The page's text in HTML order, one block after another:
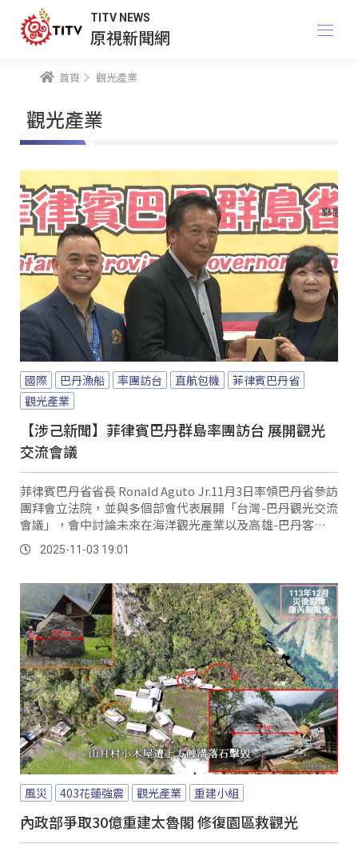
TITV NEWS
原視新聞網
首頁 觀光產業
觀光產業
國際 巴丹漁船 率團訪台 直航包機
菲律賓巴丹省
觀光產業
【涉己新聞】菲律賓巴丹群島率團訪台 展開觀光
交流會議
菲律賓巴丹省省長 Ronald Aguto Jr.11月3日率領巴丹省參訪
團拜會立法院，並與多個部會代表展開「台灣-巴丹觀光交流
會議」，會中討論未來在海洋觀光產業以及高雄-巴丹客貨運
航線與包機直航等議題，進行交流。
2025-11-03 19:01
風災 403花蓮強震 觀光產業 重建小組
內政部爭取30億重建太魯閣 修復園區救觀光